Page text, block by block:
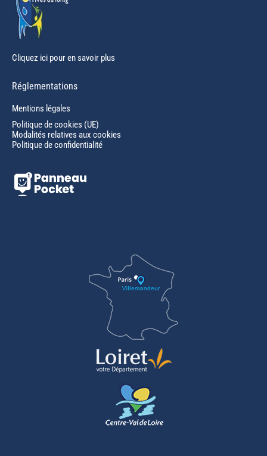
Cliquez ici pour en savoir plus
Réglementations
Mentions légales
Politique de cookies (UE)
Modalités relatives aux cookies
Politique de confidentialité